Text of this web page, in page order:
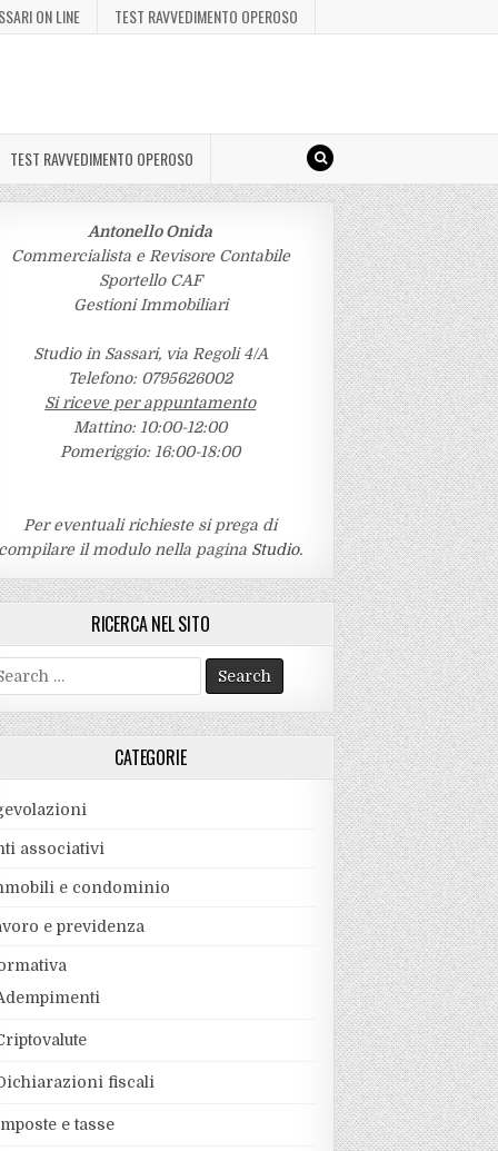
ON LINE TEST RAVVEDIMENTO OPEROSO
TEST RAVVEDIMENTO OPEROSO
Antonello Onida
Commercialista e Revisore Contabile
Sportello CAF
Gestioni Immobiliari
Studio in Sassari, via Regoli 4/A
Telefono: 0795626002
Si riceve per appuntamento
Mattino: 10:00-12:00
Pomeriggio: 16:00-18:00
Per eventuali richieste si prega di
il modulo nella pagina Studio.
RICERCA NEL SITO
CATEGORIE
associativi
e condominio
e previdenza
fiscali
e tasse